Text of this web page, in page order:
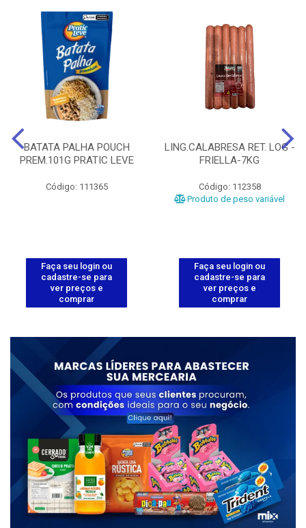
BATATA PALHA POUCH
PREM.101G PRATIC LEVE
Código: 111365
Faça seu login ou
cadastre-se para
ver preços e
comprar
LING.CALABRESA RET. LOG -
FRIELLA-7KG
Código: 112358
Produto de peso variável
Faça seu login ou
cadastre-se para
ver preços e
comprar